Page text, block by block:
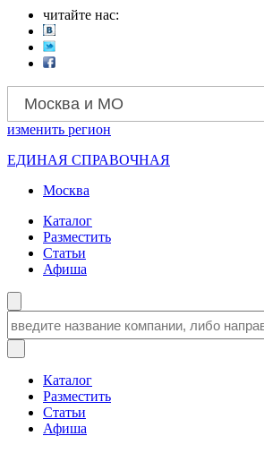
читайте нас:
Москва и МО
изменить регион
ЕДИНАЯ СПРАВОЧНАЯ
Москва
Каталог
Разместить
Статьи
Афиша
Каталог
Разместить
Статьи
Афиша